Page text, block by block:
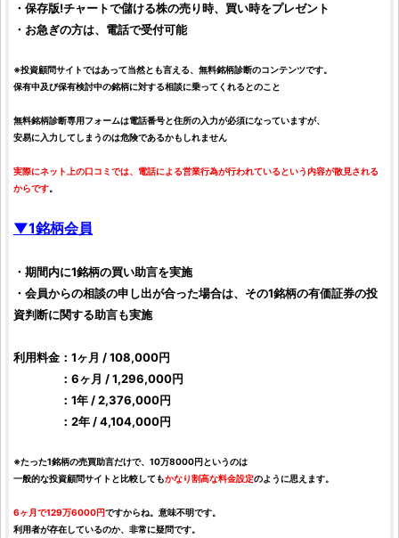
・保存版!チャートで儲ける株の売り時、買い時をプレゼント
・お急ぎの方は、電話で受付可能
※投資顧問サイトではあって当然とも言える、 無料銘柄診断のコンテンツです。
保有中及び保有検討中の銘柄に対する相談に乗ってくれるとのこと
無料銘柄診断専用フォームは電話番号と住所の入力が必須になっていますが、
安易に入力してしまうのは危険であるかもしれません
実際にネット上の口コミでは、電話による営業行為が行われているという内容が散見される
からです。
▼1銘柄会員
・期間内に1銘柄の買い助言を実施
・会員からの相談の申し出が合った場合は、その1銘柄の有価証券の投
資判断に関する助言も実施
利用料金：1ヶ月 / 108,000円
：6ヶ月 / 1,296,000円
：1年 / 2,376,000円
：2年 / 4,104,000円
※たった1銘柄の売買助言だけで、10万8000円というのは
一般的な投資顧問サイトと比較してもかなり割高な料金設定のように思えます。
6ヶ月で129万6000円ですからね。意味不明です。
利用者が存在しているのか、非常に疑問です。